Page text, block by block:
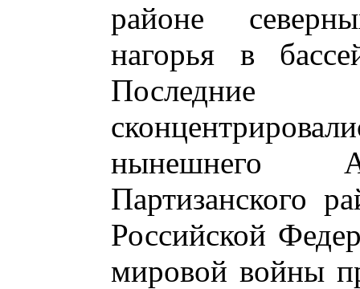
районе
нагорья в
Последние
нынешнего
Партизанского
Российской
мировой войны